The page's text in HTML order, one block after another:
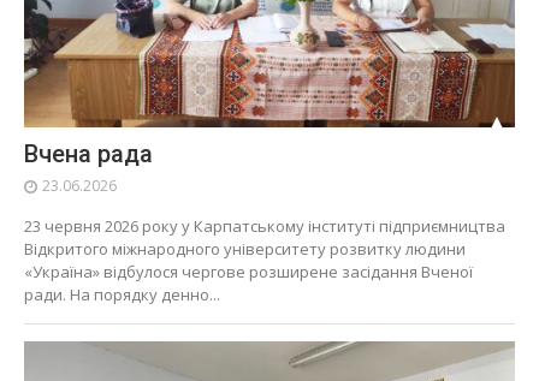
Вчена рада
23.06.2026
23 червня 2026 року у Карпатському інституті підприємництва
Відкритого міжнародного університету розвитку людини
«Україна» відбулося чергове розширене засідання Вченої
ради. На порядку денно...